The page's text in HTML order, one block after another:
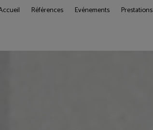
Références Evénements Prestations